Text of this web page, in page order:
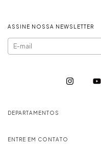
ASSINE NOSSA NEWSLETTER
DEPARTAMENTOS
ENTRE EM CONTATO